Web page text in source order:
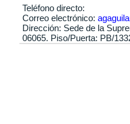
Teléfono directo:
Correo electrónico:
Dirección: Sede de la
06065. Piso/Puerta: PB/